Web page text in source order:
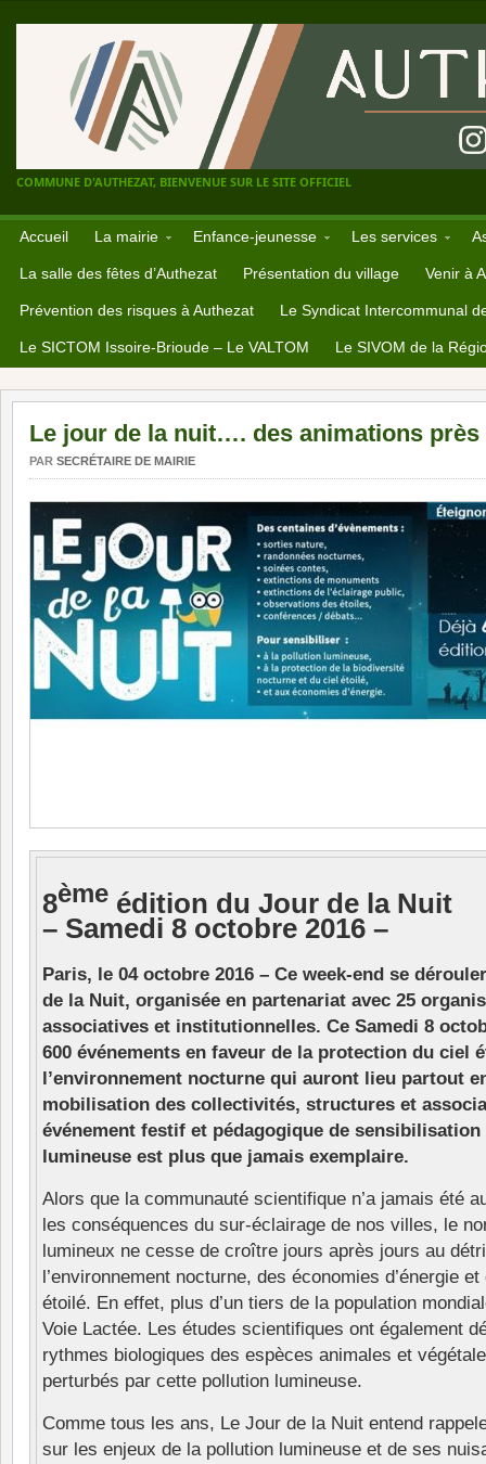
COMMUNE D'AUTHEZAT, BIENVENUE SUR LE SITE OFFICIEL
Accueil La mairie Enfance-jeunesse Les services
La salle des fêtes d’Authezat Présentation du village Venir à
Prévention des risques à Authezat Le Syndicat Intercommunal
Le SICTOM Issoire-Brioude – Le VALTOM Le SIVOM de la
Le jour de la nuit…. des animations près
PAR SECRÉTAIRE DE MAIRIE
8ème édition du Jour de la Nuit
– Samedi 8 octobre 2016 –
Paris, le 04 octobre 2016 – Ce week-end se
de la Nuit, organisée en partenariat avec 25
associatives et institutionnelles. Ce Samedi 8
600 événements en faveur de la protection du ciel
l’environnement nocturne qui auront lieu partout
mobilisation des collectivités, structures et
événement festif et pédagogique de
lumineuse est plus que jamais exemplaire.
Alors que la communauté scientifique n’a jamais été
les conséquences du sur-éclairage de nos villes, le
lumineux ne cesse de croître jours après jours au
l’environnement nocturne, des économies d’énergie
étoilé. En effet, plus d’un tiers de la population
Voie Lactée. Les études scientifiques ont également
rythmes biologiques des espèces animales et
perturbés par cette pollution lumineuse.
Comme tous les ans, Le Jour de la Nuit entend
sur les enjeux de la pollution lumineuse et de ses